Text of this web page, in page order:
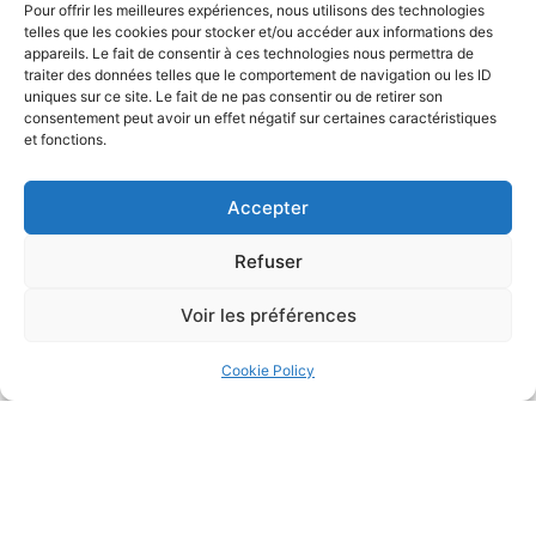
Pour offrir les meilleures expériences, nous utilisons des technologies
telles que les cookies pour stocker et/ou accéder aux informations des
appareils. Le fait de consentir à ces technologies nous permettra de
traiter des données telles que le comportement de navigation ou les ID
uniques sur ce site. Le fait de ne pas consentir ou de retirer son
consentement peut avoir un effet négatif sur certaines caractéristiques
et fonctions.
Accepter
Refuser
Voir les préférences
Cookie Policy
We also provide advice on various family issues both
nationally and internationally (binational couples,
expatriate families, births/deaths abroad).
Separation of unmarried couples (civil partnership,
cohabitation) with or without children;
Adoption of minors or adults;
Child custody matters;
succession matters, whether it is to anticipate any